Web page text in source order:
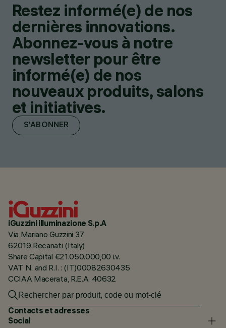
Restez informé(e) de nos
dernières innovations.
Abonnez-vous à notre
newsletter pour être
informé(e) de nos
nouveaux produits, salons
et initiatives.
S'ABONNER
iGuzzini illuminazione S.p.A
Via Mariano Guzzini 37
62019 Recanati (Italy)
Share Capital €21.050.000,00 i.v.
VAT N. and R.I. : (IT)00082630435
CCIAA Macerata, R.E.A. 40632
Contacts et adresses
Social